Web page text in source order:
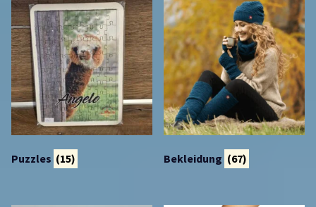
Puzzles (15) Bekleidung (67)